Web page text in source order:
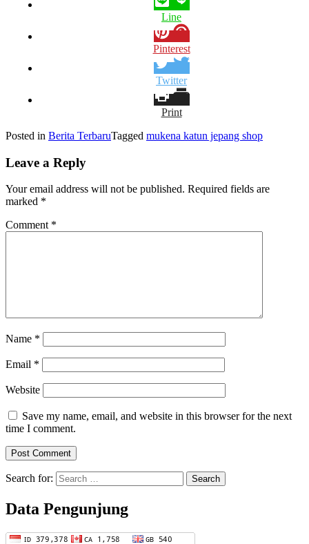
Line
Pinterest
Twitter
Print
Posted in Berita TerbaruTagged mukena katun jepang shop
Leave a Reply
Your email address will not be published. Required fields are
marked *
Comment *
Name *
Email *
Website
Save my name, email, and website in this browser for the next
time I comment.
Search for:
Data Pengunjung